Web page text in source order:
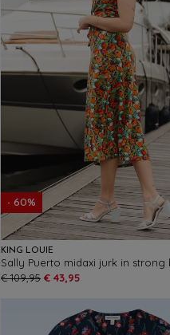
- 60%
KING LOUIE
€ 109,95 € 43,95